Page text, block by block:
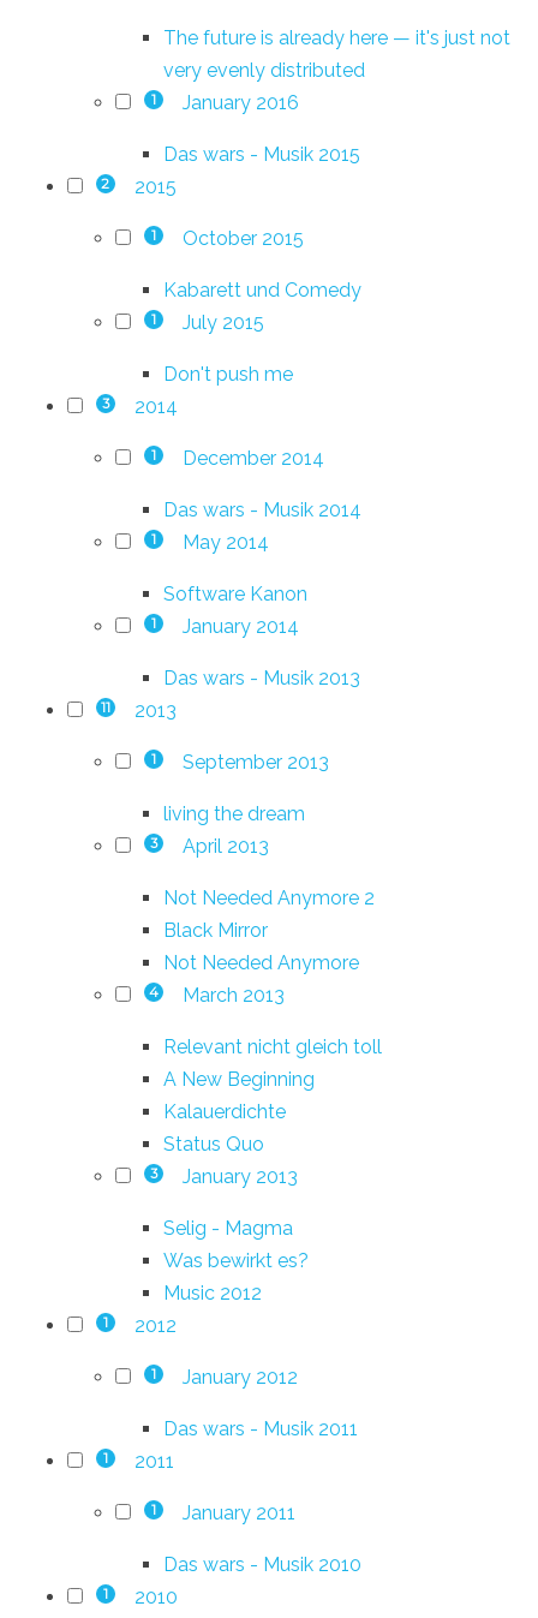
The future is already here — it's just not
very evenly distributed
1 January 2016
Das wars - Musik 2015
2 2015
1 October 2015
Kabarett und Comedy
1 July 2015
Don't push me
3 2014
1 December 2014
Das wars - Musik 2014
1 May 2014
Software Kanon
1 January 2014
Das wars - Musik 2013
11 2013
1 September 2013
living the dream
3 April 2013
Not Needed Anymore 2
Black Mirror
Not Needed Anymore
4 March 2013
Relevant nicht gleich toll
A New Beginning
Kalauerdichte
Status Quo
3 January 2013
Selig - Magma
Was bewirkt es?
Music 2012
1 2012
1 January 2012
Das wars - Musik 2011
1 2011
1 January 2011
Das wars - Musik 2010
1 2010